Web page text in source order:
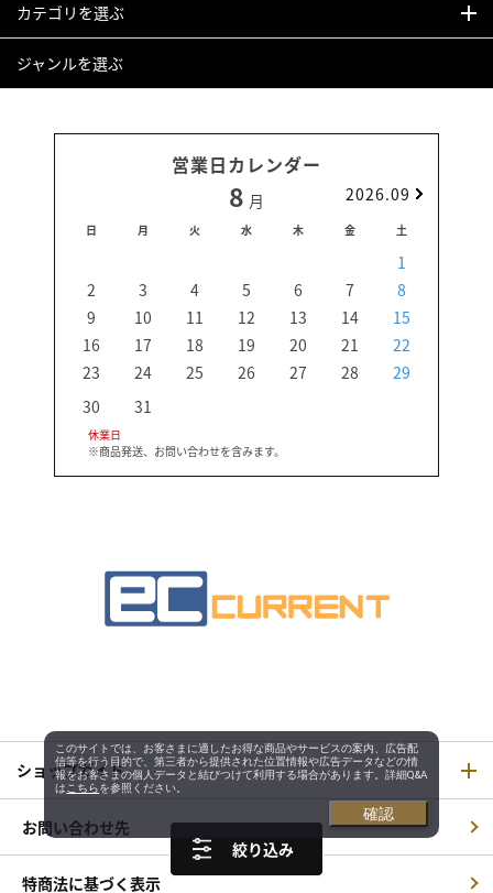
カテゴリを選ぶ
ジャンルを選ぶ
絞り込み
営業日カレンダー
8 月 2026.09
日 月 火 水 木 金 土
1
2
3 4 5 6 7
8
9
10 11 12 13 14
15
16
17 18 19 20 21
22
23
24 25 26 27 28
29
30
31
休業日
※商品発送、お問い合わせを含みます。
ショップガイド
お問い合わせ先
特商法に基づく表示
このサイトでは、お客さまに適したお得な商品やサービスの案内、広告配
信等を行う目的で、第三者から提供された位置情報や広告データなどの情
報をお客さまの個人データと結びつけて利用する場合があります。詳細Q&A
は こちらを参照ください。
確認